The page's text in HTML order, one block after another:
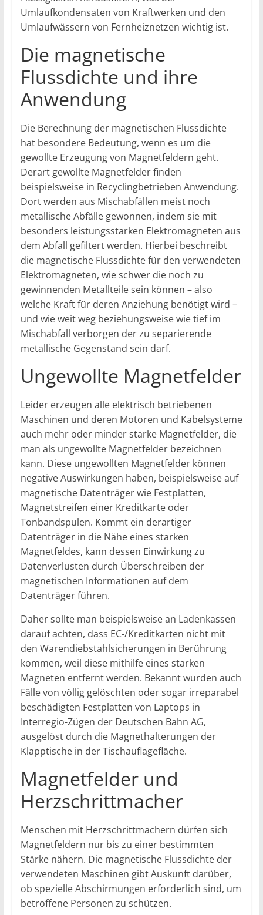
Umlaufkondensaten von Kraftwerken und den
Umlaufwässern von Fernheiznetzen wichtig ist.
Die magnetische
Flussdichte und ihre
Anwendung
Die Berechnung der magnetischen Flussdichte
hat besondere Bedeutung, wenn es um die
gewollte Erzeugung von Magnetfeldern geht.
Derart gewollte Magnetfelder finden
beispielsweise in Recyclingbetrieben Anwendung.
Dort werden aus Mischabfällen meist noch
metallische Abfälle gewonnen, indem sie mit
besonders leistungsstarken Elektromagneten aus
dem Abfall gefiltert werden. Hierbei beschreibt
die magnetische Flussdichte für den verwendeten
Elektromagneten, wie schwer die noch zu
gewinnenden Metallteile sein können – also
welche Kraft für deren Anziehung benötigt wird –
und wie weit weg beziehungsweise wie tief im
Mischabfall verborgen der zu separierende
metallische Gegenstand sein darf.
Ungewollte Magnetfelder
Leider erzeugen alle elektrisch betriebenen
Maschinen und deren Motoren und Kabelsysteme
auch mehr oder minder starke Magnetfelder, die
man als ungewollte Magnetfelder bezeichnen
kann. Diese ungewollten Magnetfelder können
negative Auswirkungen haben, beispielsweise auf
magnetische Datenträger wie Festplatten,
Magnetstreifen einer Kreditkarte oder
Tonbandspulen. Kommt ein derartiger
Datenträger in die Nähe eines starken
Magnetfeldes, kann dessen Einwirkung zu
Datenverlusten durch Überschreiben der
magnetischen Informationen auf dem
Datenträger führen.
Daher sollte man beispielsweise an Ladenkassen
darauf achten, dass EC-/Kreditkarten nicht mit
den Warendiebstahlsicherungen in Berührung
kommen, weil diese mithilfe eines starken
Magneten entfernt werden. Bekannt wurden auch
Fälle von völlig gelöschten oder sogar irreparabel
beschädigten Festplatten von Laptops in
Interregio-Zügen der Deutschen Bahn AG,
ausgelöst durch die Magnethalterungen der
Klapptische in der Tischauflagefläche.
Magnetfelder und
Herzschrittmacher
Menschen mit Herzschrittmachern dürfen sich
Magnetfeldern nur bis zu einer bestimmten
Stärke nähern. Die magnetische Flussdichte der
verwendeten Maschinen gibt Auskunft darüber,
ob spezielle Abschirmungen erforderlich sind, um
betroffene Personen zu schützen.